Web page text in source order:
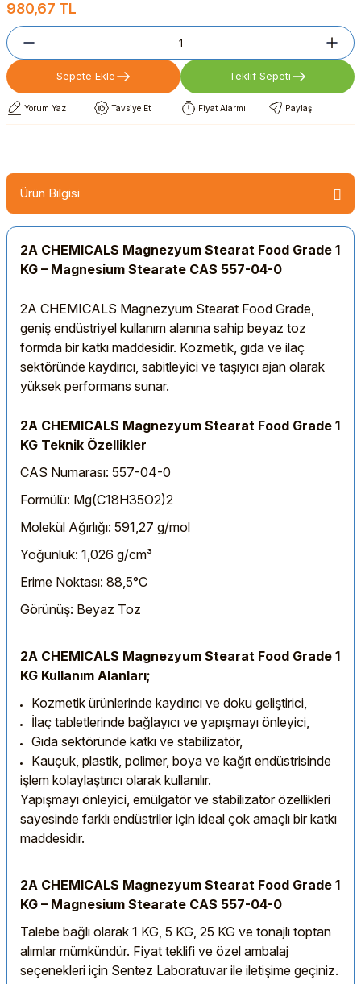
980,67 TL
Sepete Ekle Teklif Sepeti
Yorum Yaz Tavsiye Et Fiyat Alarmı Paylaş
Ürün Bilgisi
2A CHEMICALS Magnezyum Stearat Food Grade 1
KG – Magnesium Stearate CAS 557-04-0
2A CHEMICALS Magnezyum Stearat Food Grade,
geniş endüstriyel kullanım alanına sahip beyaz toz
formda bir katkı maddesidir. Kozmetik, gıda ve ilaç
sektöründe kaydırıcı, sabitleyici ve taşıyıcı ajan olarak
yüksek performans sunar.
2A CHEMICALS Magnezyum Stearat Food Grade 1
KG Teknik Özellikler
CAS Numarası: 557-04-0
Formülü: Mg(C18H35O2)2
Molekül Ağırlığı: 591,27 g/mol
Yoğunluk: 1,026 g/cm³
Erime Noktası: 88,5°C
Görünüş: Beyaz Toz
2A CHEMICALS Magnezyum Stearat Food Grade 1
KG Kullanım Alanları;
Kozmetik ürünlerinde kaydırıcı ve doku geliştirici,
İlaç tabletlerinde bağlayıcı ve yapışmayı önleyici,
Gıda sektöründe katkı ve stabilizatör,
Kauçuk, plastik, polimer, boya ve kağıt endüstrisinde
işlem kolaylaştırıcı olarak kullanılır.
Yapışmayı önleyici, emülgatör ve stabilizatör özellikleri
sayesinde farklı endüstriler için ideal çok amaçlı bir katkı
maddesidir.
2A CHEMICALS Magnezyum Stearat Food Grade 1
KG – Magnesium Stearate CAS 557-04-0
Talebe bağlı olarak 1 KG, 5 KG, 25 KG ve tonajlı toptan
alımlar mümkündür. Fiyat teklifi ve özel ambalaj
seçenekleri için Sentez Laboratuvar ile iletişime geçiniz.